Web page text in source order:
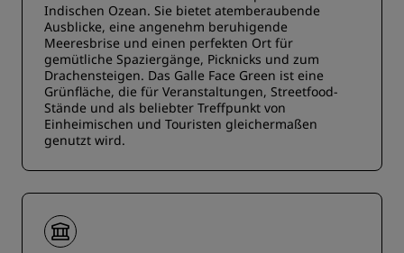
Indischen Ozean. Sie bietet atemberaubende
Ausblicke, eine angenehm beruhigende
Meeresbrise und einen perfekten Ort für
gemütliche Spaziergänge, Picknicks und zum
Drachensteigen. Das Galle Face Green ist eine
Grünfläche, die für Veranstaltungen, Streetfood-
Stände und als beliebter Treffpunkt von
Einheimischen und Touristen gleichermaßen
genutzt wird.